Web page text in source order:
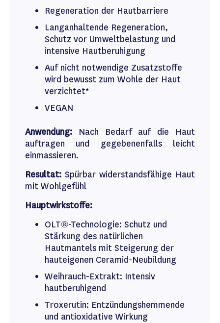
Regeneration der Hautbarriere
Langanhaltende Regeneration,
Schutz vor Umweltbelastung und
intensive Hautberuhigung
Auf nicht notwendige Zusatzstoffe
wird bewusst zum Wohle der Haut
verzichtet*
VEGAN
Anwendung: Nach Bedarf auf die Haut
auftragen und gegebenenfalls leicht
einmassieren.
Resultat: Spürbar widerstandsfähige Haut
mit Wohlgefühl
Hauptwirkstoffe:
OLT®-Technologie: Schutz und
Stärkung des natürlichen
Hautmantels mit Steigerung der
hauteigenen Ceramid-Neubildung
Weihrauch-Extrakt: Intensiv
hautberuhigend
Troxerutin: Entzündungshemmende
und antioxidative Wirkung